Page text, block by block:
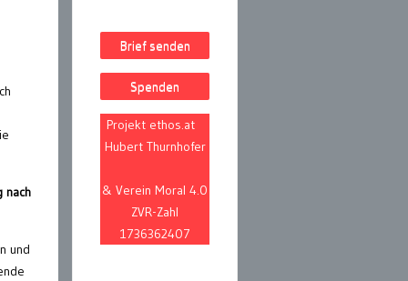
nach
und
Brief senden
Spenden
Projekt ethos.at
Hubert Thurnhofer
& Verein Moral 4.0
ZVR-Zahl
1736362407